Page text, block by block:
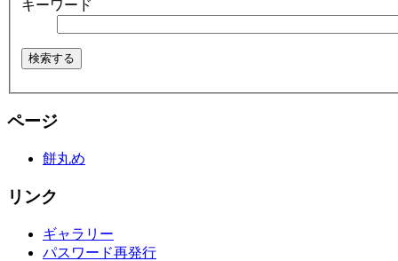
キーワード
ページ
餅丸め
リンク
ギャラリー
パスワード再発行